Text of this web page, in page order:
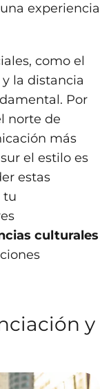
experiencia
como el
la distancia
Por
norte de
más
el estilo es
estas
tu
culturales
y